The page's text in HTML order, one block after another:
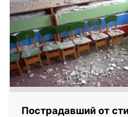
Пострадавший от